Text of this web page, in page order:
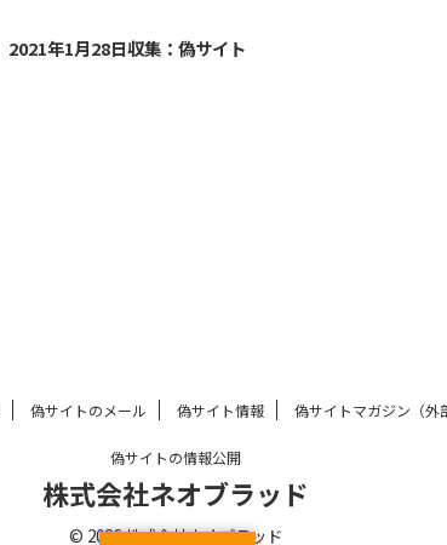
2021年1月28日収集：偽サイト
偽サイトのメール 偽サイト情報 偽サイトマガジン（外
偽サイトの情報公開
株式会社ネオブラッド
© 2026 株式会社ネオブラッド